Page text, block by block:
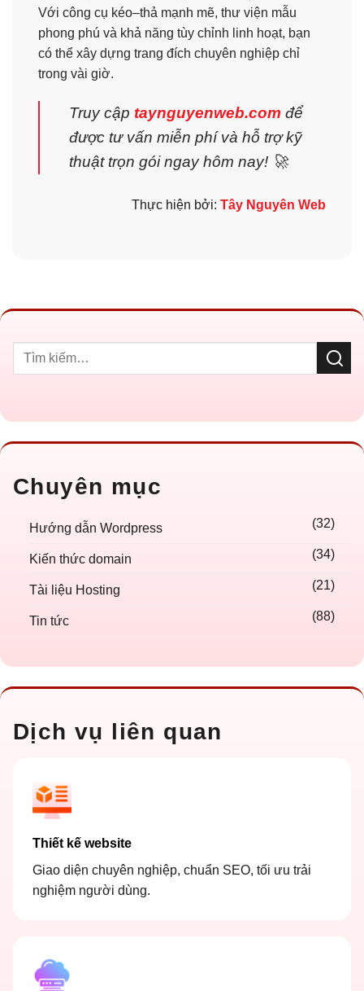
Với công cụ kéo–thả mạnh mẽ, thư viện mẫu
phong phú và khả năng tùy chỉnh linh hoạt, bạn
có thể xây dựng trang đích chuyên nghiệp chỉ
trong vài giờ.
Truy cập taynguyenweb.com để
được tư vấn miễn phí và hỗ trợ kỹ
thuật trọn gói ngay hôm nay! 🚀
Thực hiện bởi: Tây Nguyên Web
Chuyên mục
Hướng dẫn Wordpress (32)
Kiến thức domain (34)
Tài liệu Hosting (21)
Tin tức (88)
Dịch vụ liên quan
Thiết kế website
Giao diện chuyên nghiệp, chuẩn SEO, tối ưu trải
nghiệm người dùng.